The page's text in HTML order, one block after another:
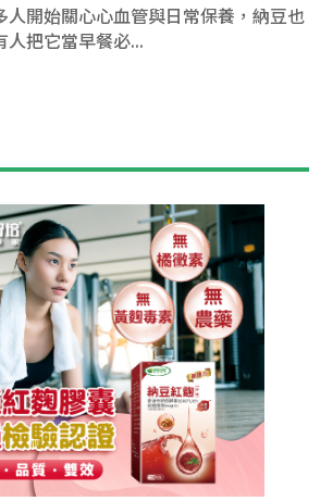
人開始關心心血管與日常保養，納豆也
人把它當早餐必...